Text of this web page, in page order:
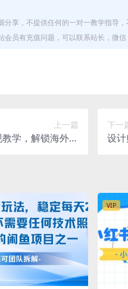
享，不提供任何的一对一教学指导，
会员有充值问题，可以联系站长，
上一篇
学，解锁海外流
下一
设
VIP